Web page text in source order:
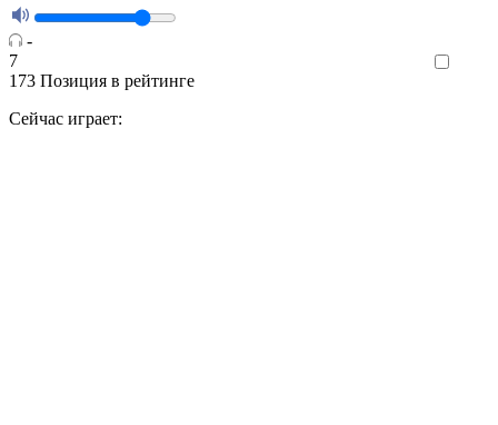
-
7
173 Позиция в рейтинге
Сейчас играет: